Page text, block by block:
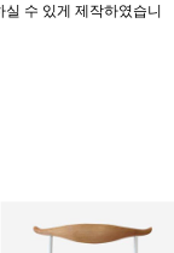
수 있게 제작하였습니